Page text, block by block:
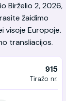
Birželio 2, 2026,
žaidimo
visoje Europoje.
transliacijos.
915
Tiražo nr.